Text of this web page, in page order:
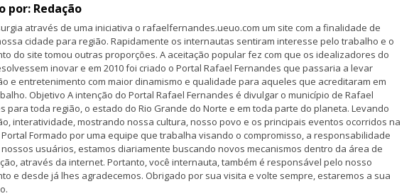
por: Redação
através de uma iniciativa o rafaelfernandes.ueuo.com um site com a finalidade de
cidade para região. Rapidamente os internautas sentiram interesse pelo trabalho e o
do site tomou outras proporções. A aceitação popular fez com que os idealizadores do
inovar e em 2010 foi criado o Portal Rafael Fernandes que passaria a levar
e entretenimento com maior dinamismo e qualidade para aqueles que acreditaram em
Objetivo A intenção do Portal Rafael Fernandes é divulgar o município de Rafael
para toda região, o estado do Rio Grande do Norte e em toda parte do planeta. Levando
interatividade, mostrando nossa cultura, nosso povo e os principais eventos ocorridos na
Portal Formado por uma equipe que trabalha visando o compromisso, a responsabilidade
usuários, estamos diariamente buscando novos mecanismos dentro da área de
através da internet. Portanto, você internauta, também é responsável pelo nosso
e desde já lhes agradecemos. Obrigado por sua visita e volte sempre, estaremos a sua